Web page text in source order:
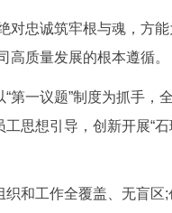
忠诚筑牢根与魂，方能
高质量发展的根本遵循。
一议题”制度为抓手，
思想引导，创新开展“
工作全覆盖、无盲区;